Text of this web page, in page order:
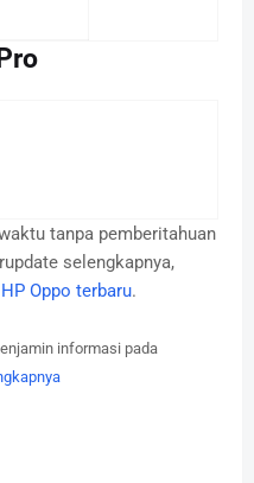
tanpa pemberitahuan
selengkapnya,
Oppo terbaru.
informasi pada